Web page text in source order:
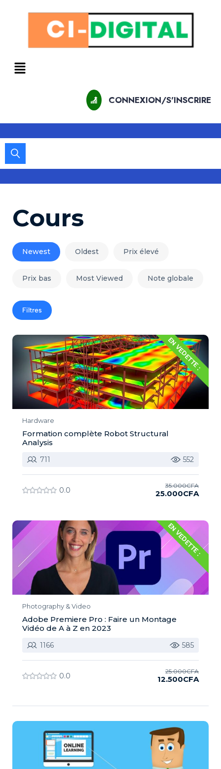
CONNEXION/S'INSCRIRE
Cours
Newest Oldest Prix élevé
Prix bas Most Viewed Note globale
Filtres
EN VEDETTE :
Hardware
Formation complète Robot Structural
Analysis
711 552
0.0
35.000CFA
25.000CFA
EN VEDETTE :
Photography & Video
Adobe Premiere Pro : Faire un Montage
Vidéo de A à Z en 2023
1166 585
0.0
25.000CFA
12.500CFA